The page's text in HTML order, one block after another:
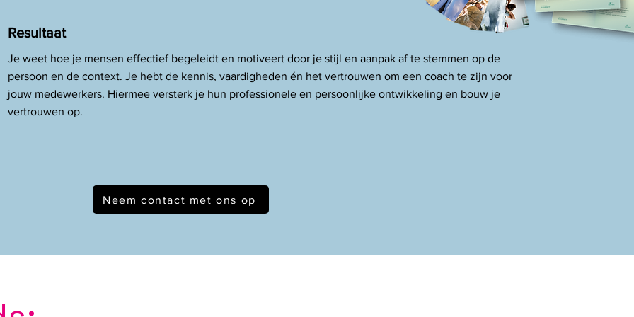
Resultaat
Je weet hoe je mensen effectief begeleidt en motiveert door je stijl en aanpak af te stemmen op de
persoon en de context. Je hebt de kennis, vaardigheden én het vertrouwen om een coach te zijn voor
jouw medewerkers. Hiermee versterk je hun professionele en persoonlijke ontwikkeling en bouw je
vertrouwen op.
Neem contact met ons op